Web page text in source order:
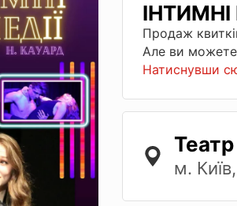
ІНТИМНІ
Продаж
Але ви можете
Натиснувши
Театр
м.